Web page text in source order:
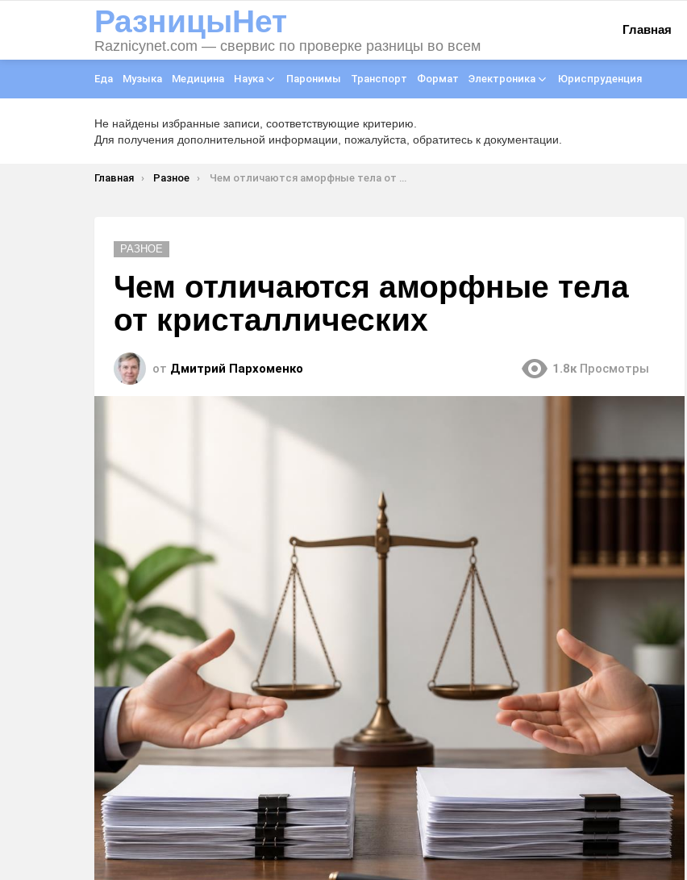
РазницыНет
Raznicynet.com — свервис по проверке разницы во всем
Главная
Еда Музыка Медицина Наука Паронимы Транспорт Формат Электроника Юриспруденция
Не найдены избранные записи, соответствующие критерию.
Для получения дополнительной информации, пожалуйста, обратитесь к документации.
Вы здесь:
Главная Разное Чем отличаются аморфные тела от кристаллических
РАЗНОЕ
Чем отличаются аморфные тела
от кристаллических
от Дмитрий Пархоменко 1.8к Просмотры